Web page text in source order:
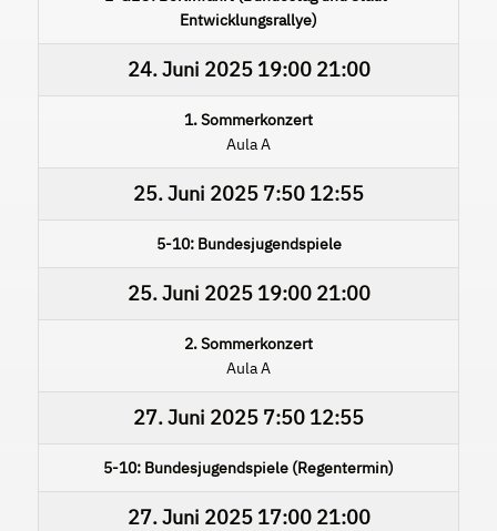
Entwicklungsrallye)
24. Juni 202519:00 21:00
1. Sommerkonzert
Aula A
25. Juni 2025 7:50 12:55
5-10: Bundesjugendspiele
25. Juni 202519:00 21:00
2. Sommerkonzert
Aula A
27. Juni 2025 7:50 12:55
5-10: Bundesjugendspiele (Regentermin)
27. Juni 202517:00 21:00